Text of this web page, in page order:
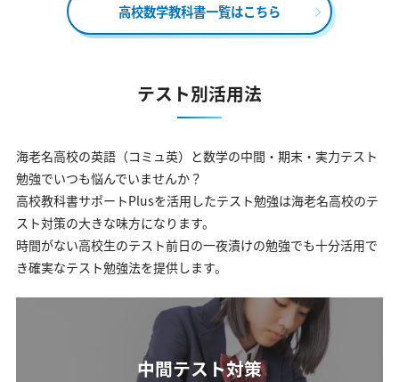
高校数学教科書一覧はこちら
テスト別活用法
海老名高校の英語（コミュ英）と数学の中間・期末・実力テスト
勉強でいつも悩んでいませんか？
高校教科書サポートPlusを活用したテスト勉強は海老名高校のテ
スト対策の大きな味方になります。
時間がない高校生のテスト前日の一夜漬けの勉強でも十分活用で
き確実なテスト勉強法を提供します。
中間テスト対策